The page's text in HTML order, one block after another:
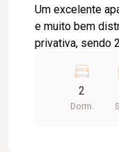
Um excelente
e muito bem
privativa, sendo 2 quartos uma suíte ampla com
sala de jantar, cozinha, lavanderia, projeto de
iluminação, ar condicionado nos quartos e nas
áreas sociais, varanda Gourmet com
2
Dorm.